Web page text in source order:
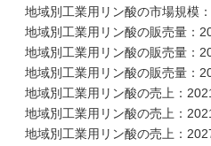
地域別工業用リン酸の市場規模
地域別工業用リン酸の販売量：
地域別工業用リン酸の販売量：
地域別工業用リン酸の販売量：
地域別工業用リン酸の売上：
地域別工業用リン酸の売上：
地域別工業用リン酸の売上：